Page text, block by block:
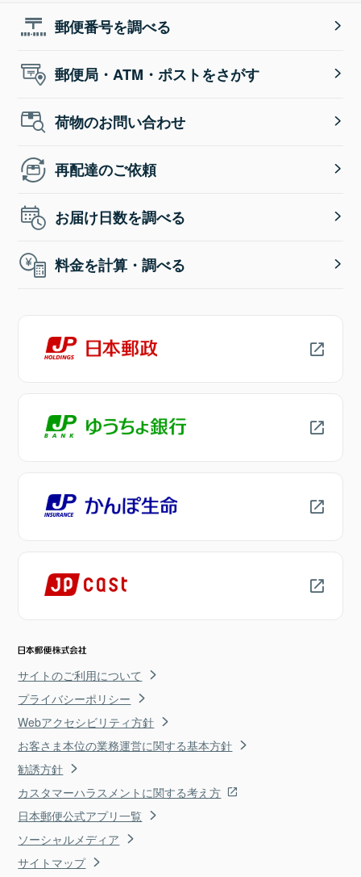
郵便番号を調べる
郵便局・ATM・ポストをさがす
荷物のお問い合わせ
再配達のご依頼
お届け日数を調べる
料金を計算・調べる
サイトのご利用について
プライバシーポリシー
Webアクセシビリティ方針
お客さま本位の業務運営に関する基本方針
勧誘方針
カスタマーハラスメントに関する考え方
日本郵便公式アプリ一覧
ソーシャルメディア
サイトマップ